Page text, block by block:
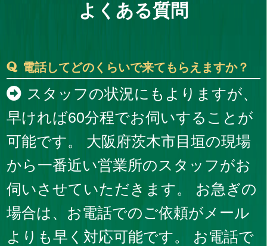
よくある質問
電話してどのくらいで来てもらえますか？
スタッフの状況にもよりますが、
早ければ60分程でお伺いすることが
可能です。 大阪府茨木市目垣の現場
から一番近い営業所のスタッフがお
伺いさせていただきます。 お急ぎの
場合は、お電話でのご依頼がメール
よりも早く対応可能です。 お電話で